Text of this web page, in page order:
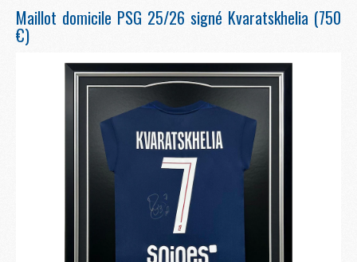
Maillot domicile PSG 25/26 signé Kvaratskhelia (750
€)